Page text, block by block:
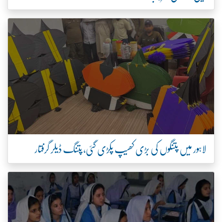
کی بڑی کھیپ پکڑی گئی، پتنگ ڈیلر گرفتار